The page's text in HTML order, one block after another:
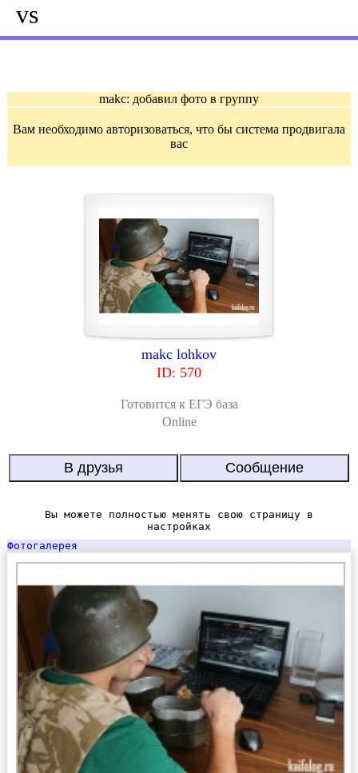
vs
makc: добавил фото в группу
Вам необходимо авторизоваться, что бы система продвигала
вас
makc lohkov
ID: 570
Готовится к EГЭ база
Online
Вы можете полностью менять свою страницу в
настройках
Фотогалерея